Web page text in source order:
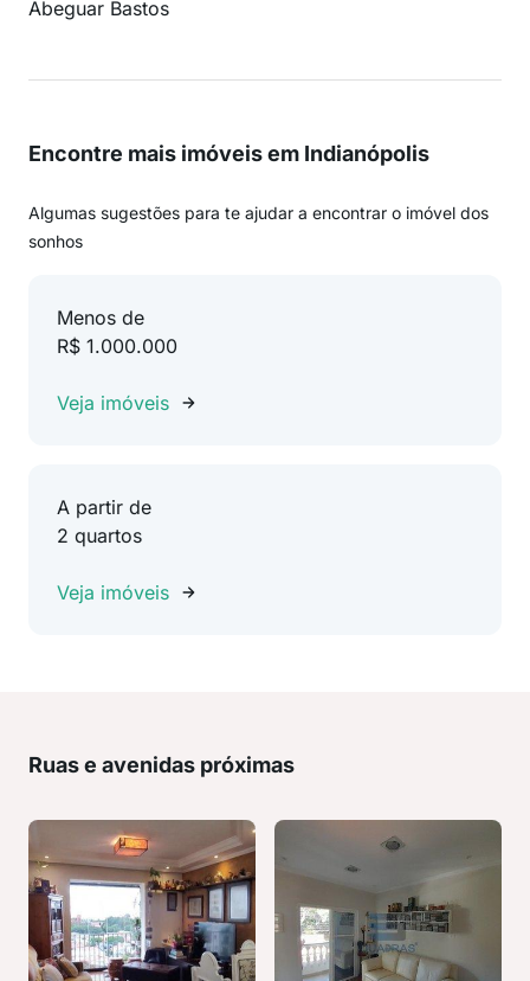
Abeguar Bastos
Encontre mais imóveis em Indianópolis
Algumas sugestões para te ajudar a encontrar o imóvel dos
sonhos
Menos de
R$ 1.000.000
Veja imóveis
A partir de
2 quartos
Veja imóveis
Ruas e avenidas próximas